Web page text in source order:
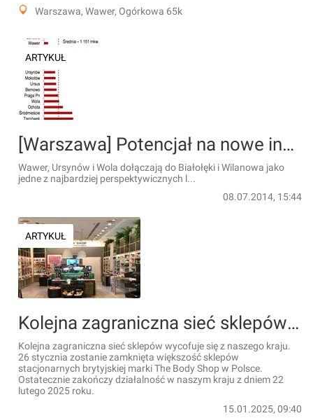
Warszawa, Wawer, Ogórkowa 65k
ARTYKUŁ
[Warszawa] Potencjał na nowe inwestycje handlowe w Warszawie &#8211; nie tylko Białołęka i Wilanów
Wawer, Ursynów i Wola dołączają do Białołęki i Wilanowa jako
jedne z najbardziej perspektywicznych l...
08.07.2014, 15:44
ARTYKUŁ
Kolejna zagraniczna sieć sklepów wycofuje się z Polski
Kolejna zagraniczna sieć sklepów wycofuje się z naszego kraju.
26 stycznia zostanie zamknięta większość sklepów
stacjonarnych brytyjskiej marki The Body Shop w Polsce.
Ostatecznie zakończy działalność w naszym kraju z dniem 22
lutego 2025 roku.
15.01.2025, 09:40